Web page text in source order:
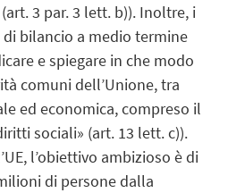
3 par. 3 lett. b)). Inoltre, i
bilancio a medio termine
e spiegare in che modo
comuni dell’Unione, tra
ed economica, compreso il
sociali» (art. 13 lett. c)).
l’obiettivo ambizioso è di
di persone dalla